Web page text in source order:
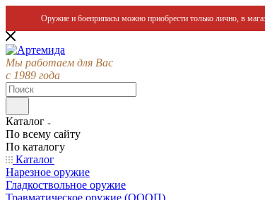
Оружие и боеприпасы можно приобрести только лично, в
Мы работаем для Вас
с 1989 года
Каталог
По всему сайту
По каталогу
Каталог
Нарезное оружие
Гладкоствольное оружие
Травматическое оружие (ОООП)